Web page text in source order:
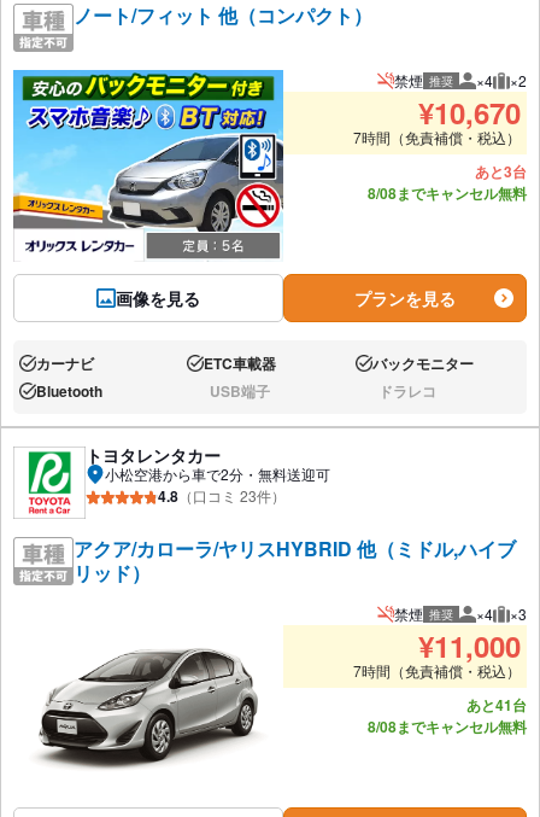
ノート/フィット 他（コンパクト）
画像を見る
禁煙 推奨 推奨人数
×4 推
×2
¥10,670
7時間（免責補償・税込）
あと3台
8/08までキャンセル無料
プランを見る
あり:カーナビ あり:ETC車載器 あり:バックモニター
あり:Bluetooth なし:USB端子 なし:ドラレコ
トヨタレンタカー
小松空港から車で2分・無料送迎可
4.8 （口コミ 23件）
アクア/カローラ/ヤリスHYBRID 他（ミドル,ハイブ
リッド）
禁煙 推奨 推奨人数
×4 推
×3
¥11,000
7時間（免責補償・税込）
あと41台
8/08までキャンセル無料